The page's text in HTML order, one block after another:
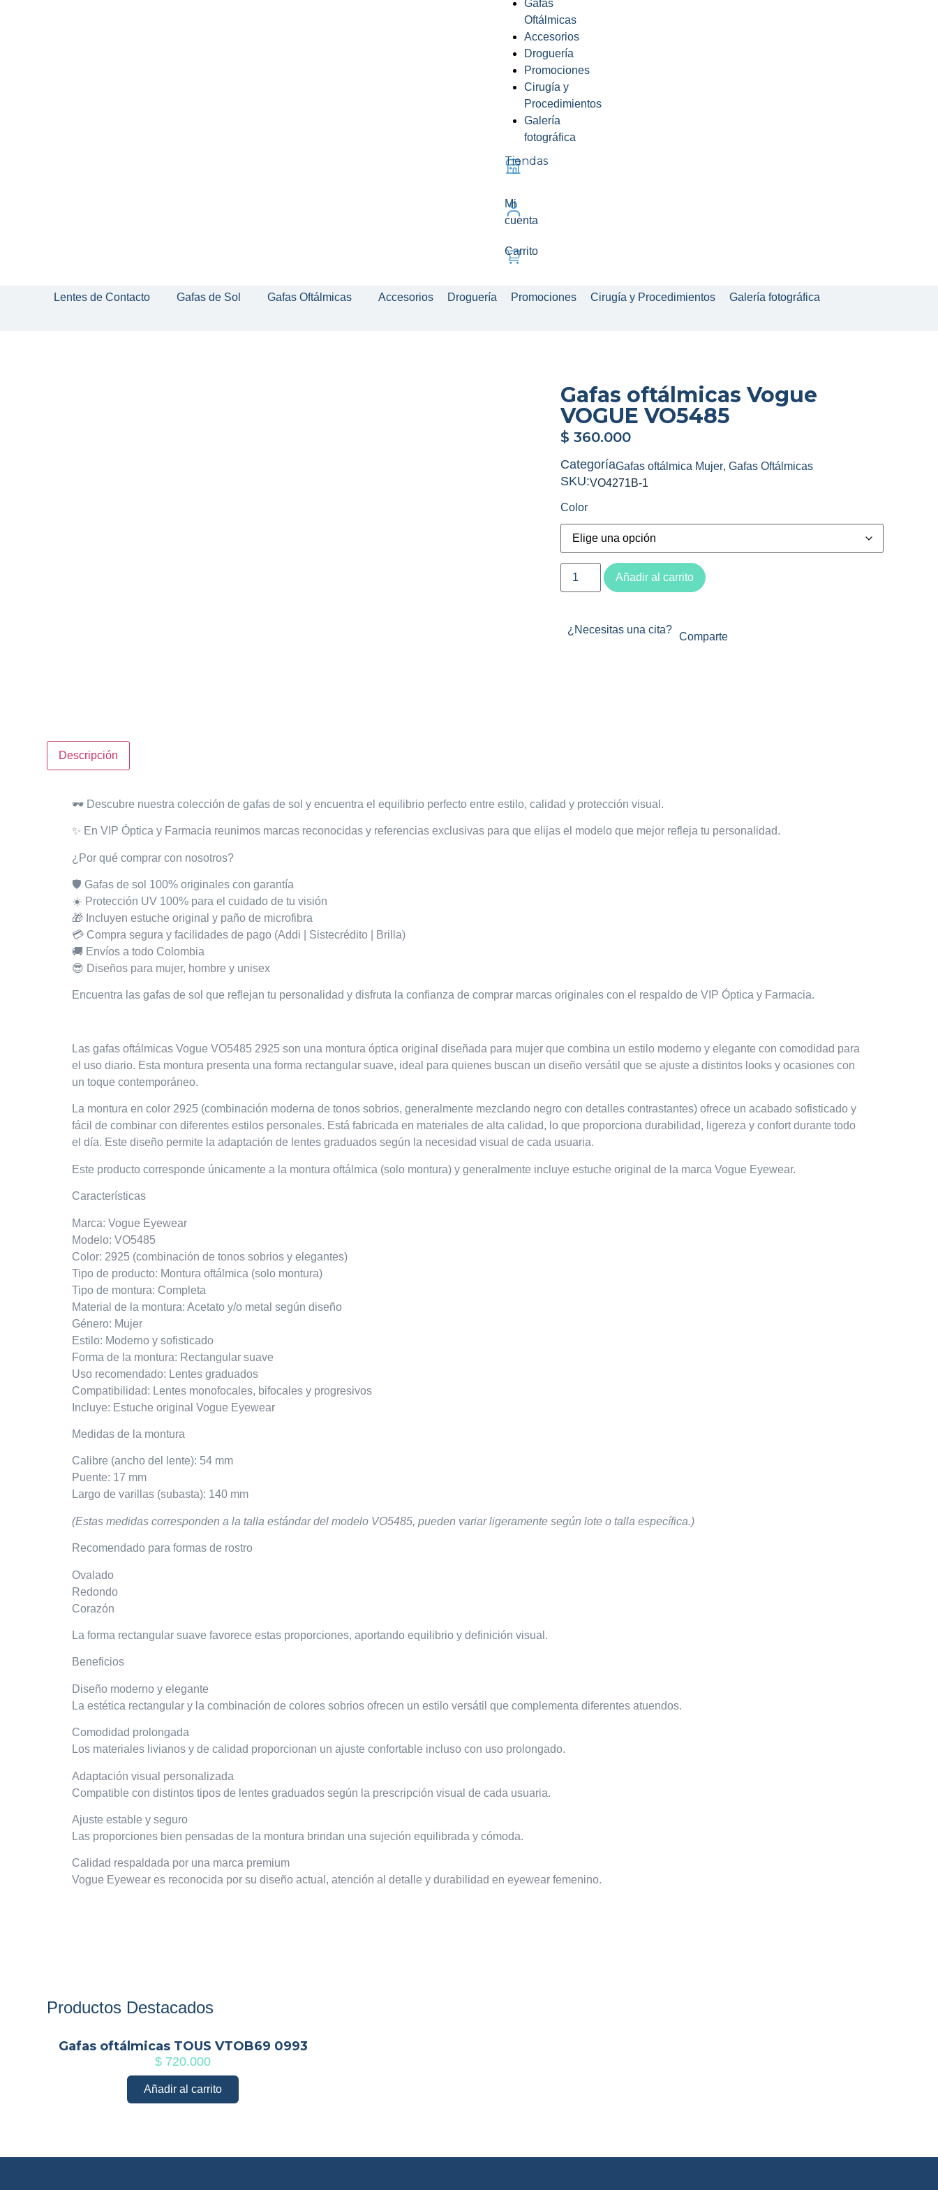
Gafas
Oftálmicas
Accesorios
Droguería
Promociones
Cirugía y
Procedimientos
Galería
fotográfica
Tiendas
Mi
cuenta
Carrito
Lentes de Contacto Gafas de Sol Gafas Oftálmicas Accesorios Droguería Promociones Cirugía y Procedimientos Galería fotográfica
Gafas oftálmicas Vogue
VOGUE VO5485
$ 360.000
CategoríaGafas oftálmica Mujer, Gafas Oftálmicas
SKU:VO4271B-1
Color
Añadir al carrito
¿Necesitas una cita?
Comparte
Descripción
🕶️ Descubre nuestra colección de gafas de sol y encuentra el equilibrio perfecto entre estilo, calidad y protección visual.
✨ En VIP Óptica y Farmacia reunimos marcas reconocidas y referencias exclusivas para que elijas el modelo que mejor refleja tu personalidad.
¿Por qué comprar con nosotros?
🛡️ Gafas de sol 100% originales con garantía
☀️ Protección UV 100% para el cuidado de tu visión
🎁 Incluyenestuche original y paño de microfibra
💳 Compra segura y facilidades de pago (Addi | Sistecrédito | Brilla)
🚚 Envíos a todo Colombia
😎 Diseños para mujer, hombre y unisex
Encuentra las gafas de sol que reflejan tu personalidad y disfruta la confianza de comprar marcas originales con el respaldo deVIP Óptica y Farmacia.
Lasgafas oftálmicas Vogue VO5485 2925 son una montura óptica original diseñada para mujer que combina un estilo moderno y elegante con comodidad para
el uso diario. Esta montura presenta una forma rectangular suave, ideal para quienes buscan un diseño versátil que se ajuste a distintos looks y ocasiones con
un toque contemporáneo.
La montura encolor 2925 (combinación moderna de tonos sobrios, generalmente mezclando negro con detalles contrastantes) ofrece un acabado sofisticado y
fácil de combinar con diferentes estilos personales. Está fabricada en materiales de alta calidad, lo que proporciona durabilidad, ligereza y confort durante todo
el día. Este diseño permite la adaptación de lentes graduados según la necesidad visual de cada usuaria.
Este producto corresponde únicamente a la montura oftálmica (solo montura) y generalmente incluye estuche original de la marca Vogue Eyewear.
Características
Marca: Vogue Eyewear
Modelo: VO5485
Color: 2925 (combinación de tonos sobrios y elegantes)
Tipo de producto: Montura oftálmica (solo montura)
Tipo de montura: Completa
Material de la montura: Acetato y/o metal según diseño
Género: Mujer
Estilo: Moderno y sofisticado
Forma de la montura: Rectangular suave
Uso recomendado: Lentes graduados
Compatibilidad: Lentes monofocales, bifocales y progresivos
Incluye: Estuche original Vogue Eyewear
Medidas de la montura
Calibre (ancho del lente): 54 mm
Puente: 17 mm
Largo de varillas (subasta): 140 mm
(Estas medidas corresponden a la talla estándar del modelo VO5485, pueden variar ligeramente según lote o talla específica.)
Recomendado para formas de rostro
Ovalado
Redondo
Corazón
La forma rectangular suave favorece estas proporciones, aportando equilibrio y definición visual.
Beneficios
Diseño moderno y elegante
La estética rectangular y la combinación de colores sobrios ofrecen un estilo versátil que complementa diferentes atuendos.
Comodidad prolongada
Los materiales livianos y de calidad proporcionan un ajuste confortable incluso con uso prolongado.
Adaptación visual personalizada
Compatible con distintos tipos de lentes graduados según la prescripción visual de cada usuaria.
Ajuste estable y seguro
Las proporciones bien pensadas de la montura brindan una sujeción equilibrada y cómoda.
Calidad respaldada por una marca premium
Vogue Eyewear es reconocida por su diseño actual, atención al detalle y durabilidad en eyewear femenino.
Productos Destacados
Gafas oftálmicas TOUS VTOB69 0993
$ 720.000
Añadir al carrito